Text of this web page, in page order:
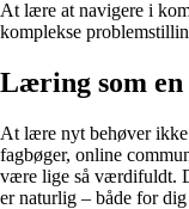
At lære at navigere i
komplekse
Læring som en
At lære nyt behøver ikke
fagbøger, online
være lige så værdifuldt.
er naturlig – både for